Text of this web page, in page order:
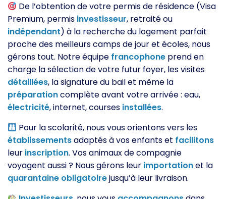
De l’obtention de votre permis de résidence (Visa
Premium, permis investisseur, retraité ou
indépendant) à la recherche du logement parfait
proche des meilleurs camps de jour et écoles, nous
gérons tout. Notre équipe francophone prend en
charge la sélection de votre futur foyer, les visites
détaillées, la signature du bail et même la
préparationcomplète avant votre arrivée : eau,
électricité, internet, courses installées.
Pour la scolarité, nous vous orientons vers les
établissementsadaptés à vos enfants et facilitons
leur inscription. Vos animaux de compagnie
voyagent aussi ? Nous gérons leur importationet la
quarantaine obligatoirejusqu’à leur livraison.